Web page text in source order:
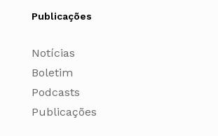
Publicações
Notícias
Boletim
Podcasts
Publicações